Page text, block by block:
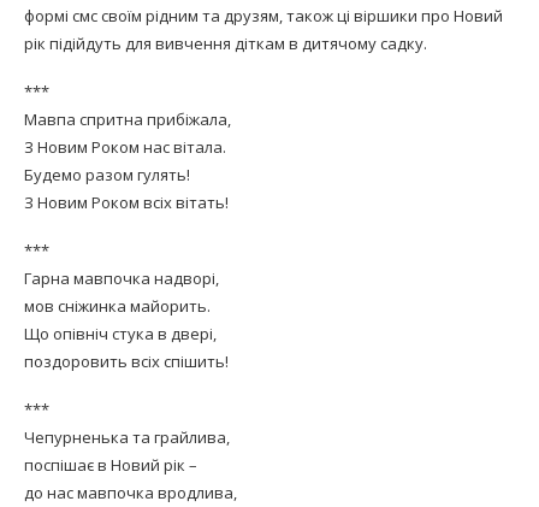
формі смс своїм рідним та друзям, також ці віршики про Новий
рік підійдуть для вивчення діткам в дитячому садку.
***
Мавпа спритна прибіжала,
З Новим Роком нас вітала.
Будемо разом гулять!
З Новим Роком всіх вітать!
***
Гарна мавпочка надворі,
мов сніжинка майорить.
Що опівніч стука в двері,
поздоровить всіх спішить!
***
Чепурненька та грайлива,
поспішає в Новий рік –
до нас мавпочка вродлива,